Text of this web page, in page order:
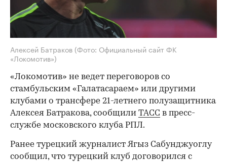
Алексей Батраков (Фото: Официальный сайт ФК
«Локомотив»)
«Локомотив» не ведет переговоров со
стамбульским «Галатасараем» или другими
клубами о трансфере 21-летнего полузащитника
Алексея Батракова, сообщили ТАСС в пресс-
службе московского клуба РПЛ.
Ранее турецкий журналист Ягыз Сабунджуоглу
сообщил, что турецкий клуб договорился с